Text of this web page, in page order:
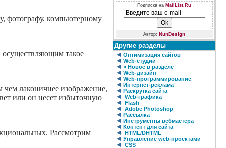
фотографу, компьютерному
осуществляющим такое
чем лаконичнее изображение,
или он несет избыточную
Рассмотрим
Подписка на MailList.Ru
Автор: NunDesign
Другие разделы
Оптимизация сайтов
Web-студии
» Новое в разделе
Web-дизайн
Web-программирование
Интернет-реклама
Раскрутка сайта
Web-графика
Flash
Adobe Photoshop
Рассылка
Инструменты вебмастера
Контент для сайта
HTML/DHTML
Управление web-проектами
CSS